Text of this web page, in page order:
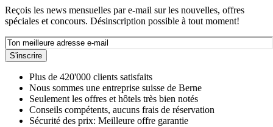
Reçois les news mensuelles par e-mail sur les nouvelles, offres
spéciales et concours. Désinscription possible à tout moment!
S'inscrire
Plus de 420'000 clients satisfaits
Nous sommes une entreprise suisse de Berne
Seulement les offres et hôtels très bien notés
Conseils compétents, aucuns frais de réservation
Sécurité des prix: Meilleure offre garantie